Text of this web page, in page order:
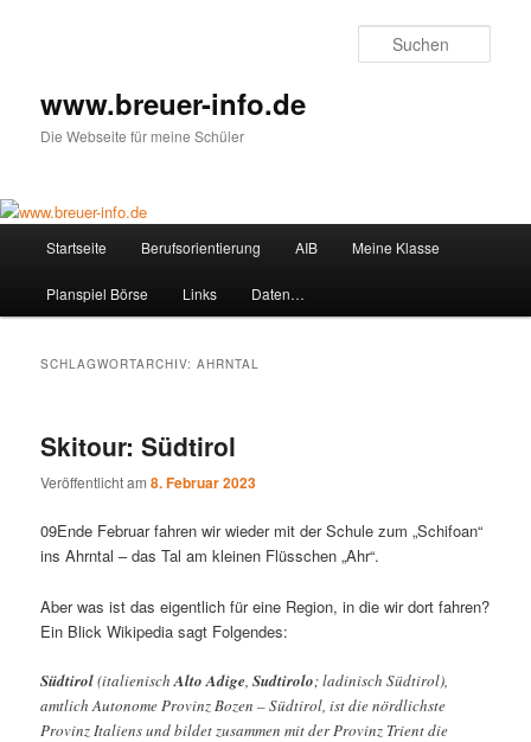
www.breuer-info.de
Die Webseite für meine Schüler
Startseite Berufsorientierung AIB Meine Klasse
Planspiel Börse Links Daten…
SCHLAGWORTARCHIV:AHRNTAL
Skitour: Südtirol
Veröffentlicht am8. Februar 2023
09Ende Februar fahren wir wieder mit der Schule zum „Schifoan“
ins Ahrntal – das Tal am kleinen Flüsschen „Ahr“.
Aber was ist das eigentlich für eine Region, in die wir dort fahren?
Ein Blick Wikipedia sagt Folgendes:
Südtirol(italienischAlto Adige,Sudtirolo; ladinisch Südtirol),
amtlich Autonome Provinz Bozen – Südtirol, ist die nördlichste
Provinz Italiens und bildet zusammen mit der Provinz Trient die